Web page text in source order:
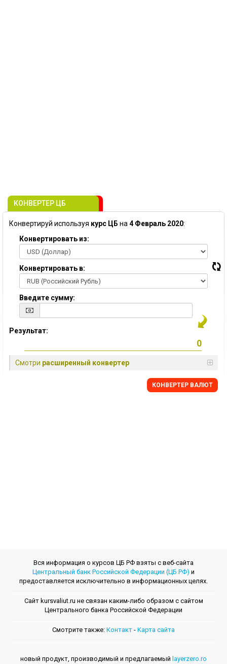
КОНВЕРТЕР ЦБ
Конвертируй используя курс ЦБ на 4 Февраль 2020:
Конвертировать из:
Конвертировать в:
Введите сумму:
Результат:
Смотри расширенный конвертер
КОНВЕРТЕР ВАЛЮТ
Вся информация о курсов ЦБ РФ взяты с веб-сайта
Центральный банк Российской Федерации (ЦБ РФ) и
предоставляется исключительно в информационных целях.
Сайт kursvaliut.ru не связан каким-либо образом с сайтом
Центрального банкa Российской Федерации
Смотрите также: Контакт - Kарта сайта
новый продукт, производимый и предлагаемый layerzero.ro